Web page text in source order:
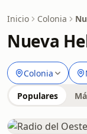
Inicio Colonia
Nueva
Colonia
Populares